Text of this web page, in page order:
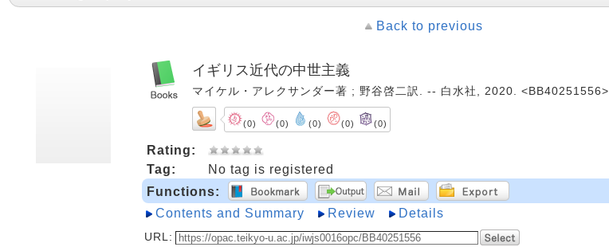
Back to previous
イギリス近代の中世主義
マイケル・アレクサンダー著 ; 野谷啓二訳. -- 白水社, 2020. <BB40251556>
(0) (0) (0) (0) (0)
Rating:
Tag:
No tag is registered
Functions:
Contents and Summary
Review Details
URL: